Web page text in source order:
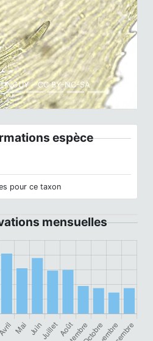
- CC BY-NC-SA
Next
espèce
pour ce taxon
mensuelles